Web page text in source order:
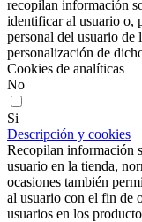
recopilan información
identificar al usuario o,
personal del usuario de
personalización de
Cookies de analíticas
No
Si
Descripción y cookies
Recopilan información
usuario en la tienda,
ocasiones también
al usuario con el fin de
usuarios en los